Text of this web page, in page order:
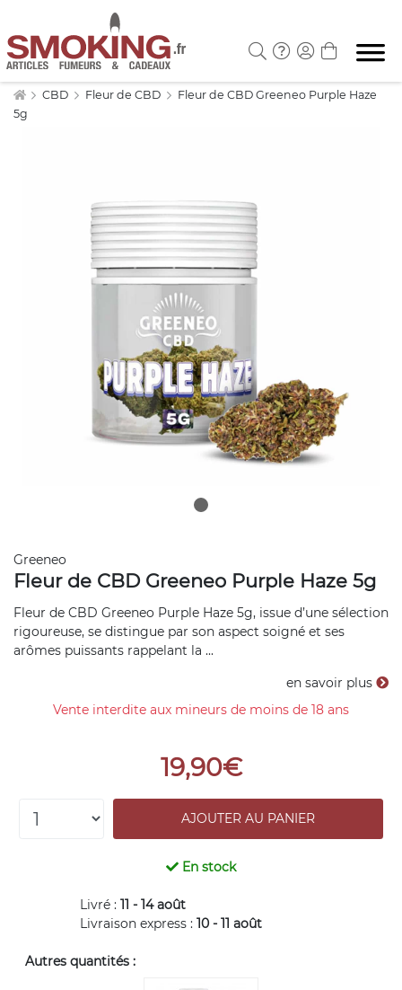
CBD Fleur de CBD
Fleur de CBD Greeneo Purple Haze
5g
Greeneo
Fleur de CBD Greeneo Purple Haze 5g
Fleur de CBD Greeneo Purple Haze 5g, issue d’une sélection
rigoureuse, se distingue par son aspect soigné et ses
arômes puissants rappelant la ...
en savoir plus
Vente interdite aux mineurs de moins de 18 ans
19,90€
En stock
Livré : 11 - 14 août
Livraison express : 10 - 11 août
Autres quantités :